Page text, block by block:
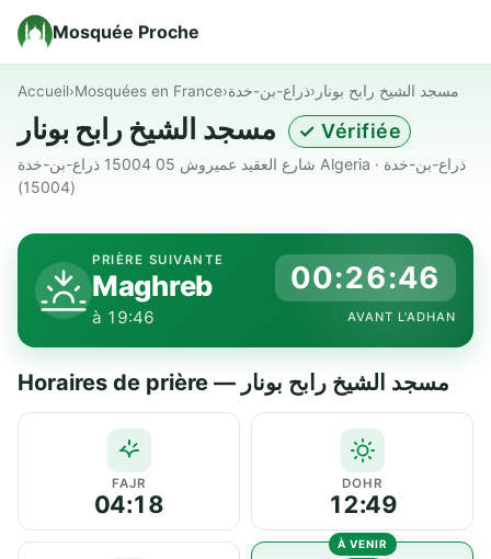
Mosquée Proche
Accueil›Mosquées en France›ذراع-بن-خدة› مسجد الشيخ رابح بونار
✓ Vérifiée
شارع العقيد عميروش 05 15004 ذراع-بن-خدة Algeria · ذراع-بن-خدة
(15004)
PRIÈRE SUIVANTE
Maghreb
à 19:46
00:26:45
AVANT L'ADHAN
Horaires de prière — مسجد الشيخ رابح بونار
FAJR
04:18
DOHR
12:49